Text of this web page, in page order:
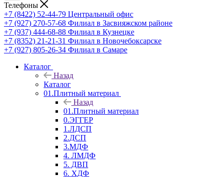
Телефоны
+7 (8422) 52-44-79 Центральный офис
+7 (927) 270-57-68 Филиал в Засвияжском районе
+7 (937) 444-68-88 Филиал в Кузнецке
+7 (8352) 21-21-31 Филиал в Новочебоксарске
+7 (927) 805-26-34 Филиал в Самаре
Каталог
Назад
Каталог
01.Плитный материал
Назад
01.Плитный материал
0.ЭГГЕР
1.ЛДСП
2.ДСП
3.МДФ
4. ЛМДФ
5. ДВП
6. ХДФ